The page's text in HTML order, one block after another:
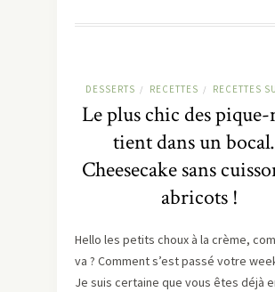
DESSERTS / RECETTES / RECETTES
Le plus chic des
tient dans un
Cheesecake sans
abricots !
Hello les petits choux à la crème,
va ? Comment s’est passé votre
Je suis certaine que vous êtes déjà